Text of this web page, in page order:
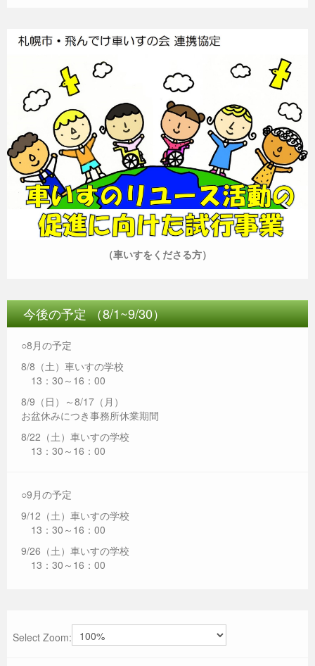
（車いすをくださる方）
今後の予定 （8/1~9/30）
○8月の予定
8/8（土）車いすの学校
13：30～16：00
8/9（日）～8/17（月）
お盆休みにつき事務所休業期間
8/22（土）車いすの学校
13：30～16：00
○9月の予定
9/12（土）車いすの学校
13：30～16：00
9/26（土）車いすの学校
13：30～16：00
Select Zoom: